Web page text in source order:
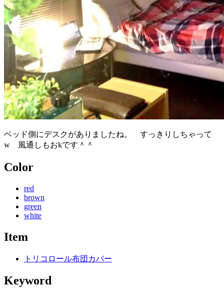
ベッド側にデスクがありましたね。 すっきりしちゃって
w 風通しもおkです＾＾
Color
red
brown
green
white
Item
トリコロール布団カバー
Keyword